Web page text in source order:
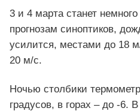
3 и 4 марта станет
прогнозам синоптиков,
усилится, местами до 18
20 м/с.
Ночью столбики
градусов, в горах – до -6.